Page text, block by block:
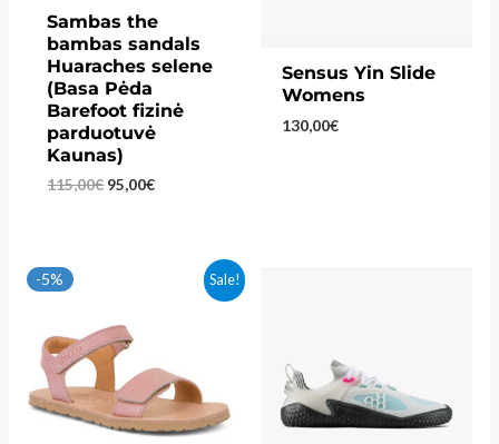
Sambas the
bambas sandals
Huaraches selene
(Basa Pėda
Barefoot fizinė
parduotuvė
Kaunas)
115,00€ Original
95,00€Current
Sensus Yin Slide
Womens
130,00€
Sale!
-5%